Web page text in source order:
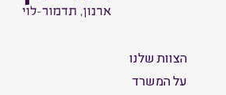
הצוות שלנו
על המשרד